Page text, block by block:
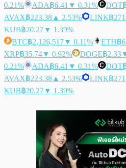
0.21%
ADA฿6.41 ▼ 0.31% DOT
AVAX฿223.38 ▲ 2.53% LINK฿
KUB฿20.27▼ 1.39%
BTC฿2,126,517▼ 0.11% ETH฿
XRP฿35.74▼ 0.92% DOGE฿2.33
0.21%
ADA฿6.41 ▼ 0.31% DOT
AVAX฿223.38 ▲ 2.53% LINK฿
KUB฿20.27▼ 1.39%